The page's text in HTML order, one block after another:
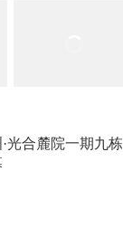
光合麓院一期九栋